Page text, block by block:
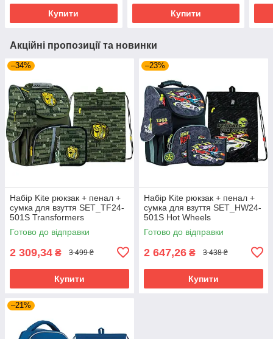
Купити Купити
Акційні пропозиції та новинки
–34%
Набір Kite рюкзак + пенал +
сумка для взуття SET_TF24-
501S Transformers
Готово до відправки
2 309,34 ₴ 3 499 ₴
Купити
–23%
Набір Kite рюкзак + пенал +
сумка для взуття SET_HW24-
501S Hot Wheels
Готово до відправки
2 647,26 ₴ 3 438 ₴
Купити
–21%